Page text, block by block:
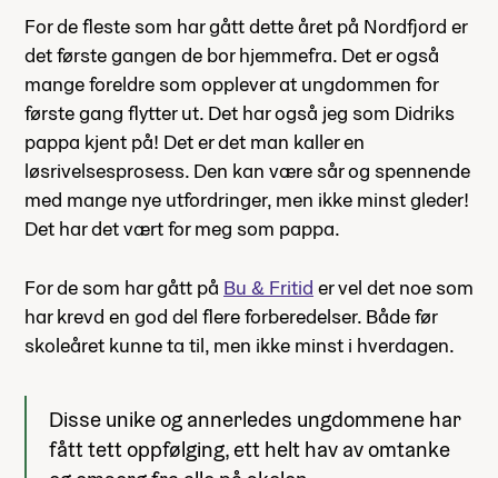
For de fleste som har gått dette året på Nordfjord er
det første gangen de bor hjemmefra. Det er også
mange foreldre som opplever at ungdommen for
første gang flytter ut. Det har også jeg som Didriks
pappa kjent på! Det er det man kaller en
løsrivelsesprosess. Den kan være sår og spennende
med mange nye utfordringer, men ikke minst gleder!
Det har det vært for meg som pappa.
For de som har gått på Bu & Fritid er vel det noe som
har krevd en god del flere forberedelser. Både før
skoleåret kunne ta til, men ikke minst i hverdagen.
Disse unike og annerledes ungdommene har
fått tett oppfølging, ett helt hav av omtanke